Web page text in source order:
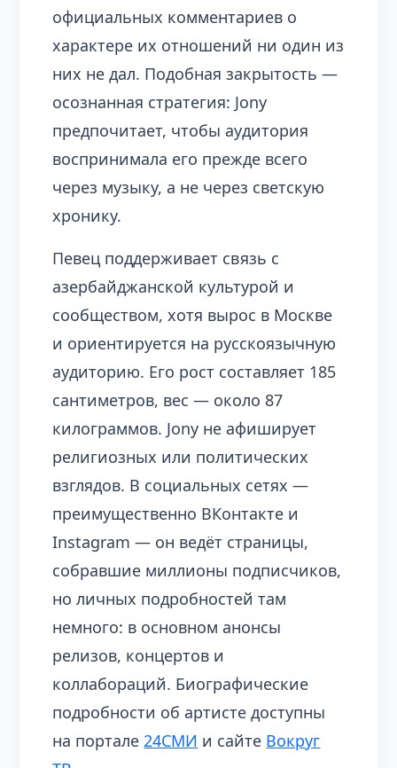
официальных комментариев о
характере их отношений ни один из
них не дал. Подобная закрытость —
осознанная стратегия: Jony
предпочитает, чтобы аудитория
воспринимала его прежде всего
через музыку, а не через светскую
хронику.
Певец поддерживает связь с
азербайджанской культурой и
сообществом, хотя вырос в Москве
и ориентируется на русскоязычную
аудиторию. Его рост составляет 185
сантиметров, вес — около 87
килограммов. Jony не афиширует
религиозных или политических
взглядов. В социальных сетях —
преимущественно ВКонтакте и
Instagram — он ведёт страницы,
собравшие миллионы подписчиков,
но личных подробностей там
немного: в основном анонсы
релизов, концертов и
коллабораций. Биографические
подробности об артисте доступны
на портале24СМИ и сайте Вокруг